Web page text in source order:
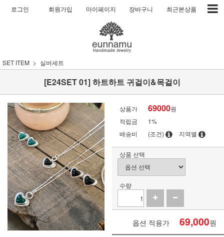
로그인 회원가입 마이페이지 장바구니 최근본상품
SET ITEM 실버세트
[E24SET 01] 하트하트 귀걸이&목걸이
상품가 69000원
적립금
1%
배송비
(조건) 지역별
상품 선택
수량
옵션 적용가 69,000원